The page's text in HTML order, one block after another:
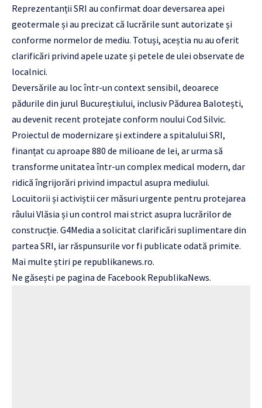
Reprezentanții SRI au confirmat doar deversarea apei
geotermale și au precizat că lucrările sunt autorizate și
conforme normelor de mediu. Totuși, aceștia nu au oferit
clarificări privind apele uzate și petele de ulei observate de
localnici.
Deversările au loc într-un context sensibil, deoarece
pădurile din jurul Bucureștiului, inclusiv Pădurea Balotești,
au devenit recent protejate conform noului Cod Silvic.
Proiectul de modernizare și extindere a spitalului SRI,
finanțat cu aproape 880 de milioane de lei, ar urma să
transforme unitatea într-un complex medical modern, dar
ridică îngrijorări privind impactul asupra mediului.
Locuitorii și activiștii cer măsuri urgente pentru protejarea
râului Vlăsia și un control mai strict asupra lucrărilor de
construcție. G4Media a solicitat clarificări suplimentare din
partea SRI, iar răspunsurile vor fi publicate odată primite.
Mai multe știri pe republikanews.ro.
Ne găsești pe pagina de Facebook RepublikaNews.